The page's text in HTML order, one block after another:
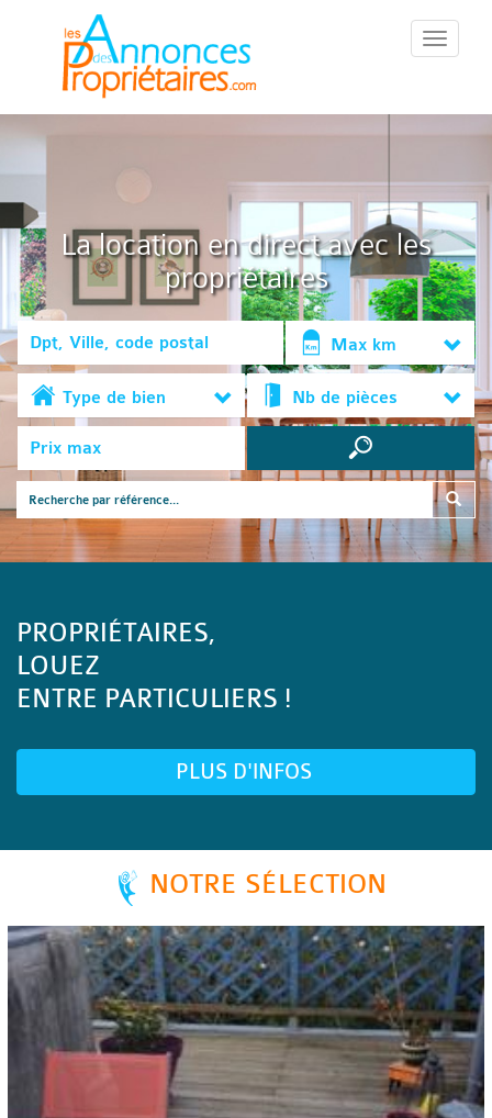
::Menu::
La location en direct avec les
propriétaires
Max km
Type de bien Nb de pièces
PROPRIÉTAIRES,
LOUEZ
ENTRE PARTICULIERS !
PLUS D'INFOS
NOTRE SÉLECTION